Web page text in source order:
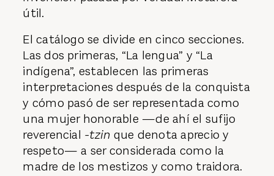
útil.
El catálogo se divide en cinco secciones.
Las dos primeras, “La lengua” y “La
indígena”, establecen las primeras
interpretaciones después de la conquista
y cómo pasó de ser representada como
una mujer honorable —de ahí el sufijo
reverencial -tzin que denota aprecio y
respeto— a ser considerada como la
madre de los mestizos y como traidora.